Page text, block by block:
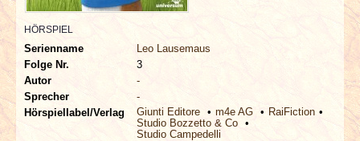
REDAKTION
LINKS
ARCHIV
HÖRSPIEL
Serienname
Leo Lausemaus
Folge Nr.
3
Autor
-
Sprecher
-
Hörspiellabel/Verlag
Giunti Editore m4e AG
RaiFiction
Studio Bozzetto & Co
Studio Campedelli